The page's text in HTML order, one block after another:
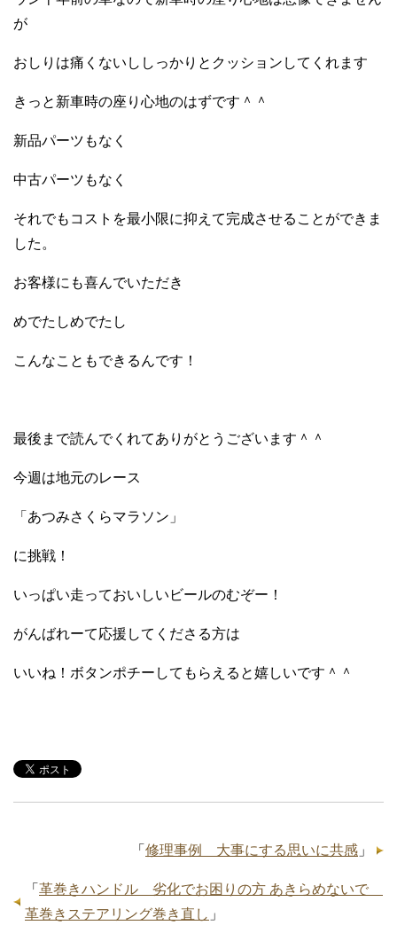
が
おしりは痛くないししっかりとクッションしてくれます
きっと新車時の座り心地のはずです＾＾
新品パーツもなく
中古パーツもなく
それでもコストを最小限に抑えて完成させることができま
した。
お客様にも喜んでいただき
めでたしめでたし
こんなこともできるんです！
最後まで読んでくれてありがとうございます＾＾
今週は地元のレース
「あつみさくらマラソン」
に挑戦！
いっぱい走っておいしいビールのむぞー！
がんばれーて応援してくださる方は
いいね！ボタンポチーしてもらえると嬉しいです＾＾
「 修理事例 大事にする思いに共感 」
「 革巻きハンドル 劣化でお困りの方 あきらめないで
革巻きステアリング巻き直し 」